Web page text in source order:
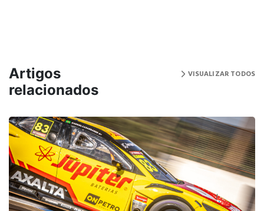
Artigos
relacionados
VISUALIZAR TODOS